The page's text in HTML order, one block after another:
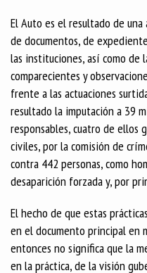
El Auto es el resultado de
de documentos, de
las instituciones, así como de
comparecientes y
frente a las actuaciones
resultado la imputación a 39
responsables, cuatro de ellos
civiles, por la comisión de
contra 442 personas, como
desaparición forzada y, por
El hecho de que estas
en el documento principal en
entonces no significa que la
en la práctica, de la visión